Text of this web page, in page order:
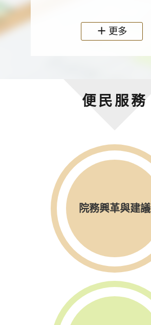
更多
便民服務
院務興革與建議